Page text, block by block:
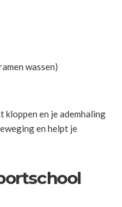
wassen)
en je ademhaling
en helpt je